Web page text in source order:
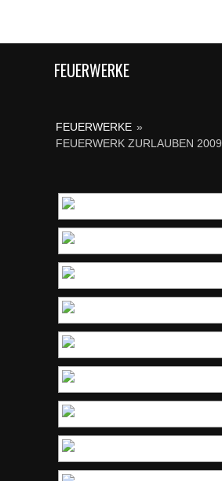
FEUERWERKE
FEUERWERKE »
FEUERWERK ZURLAUBEN 2009